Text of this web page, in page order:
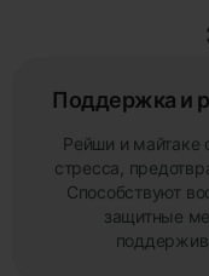
Поддержка и
Рейши и майтаке
стресса,
Способствуют
защитные